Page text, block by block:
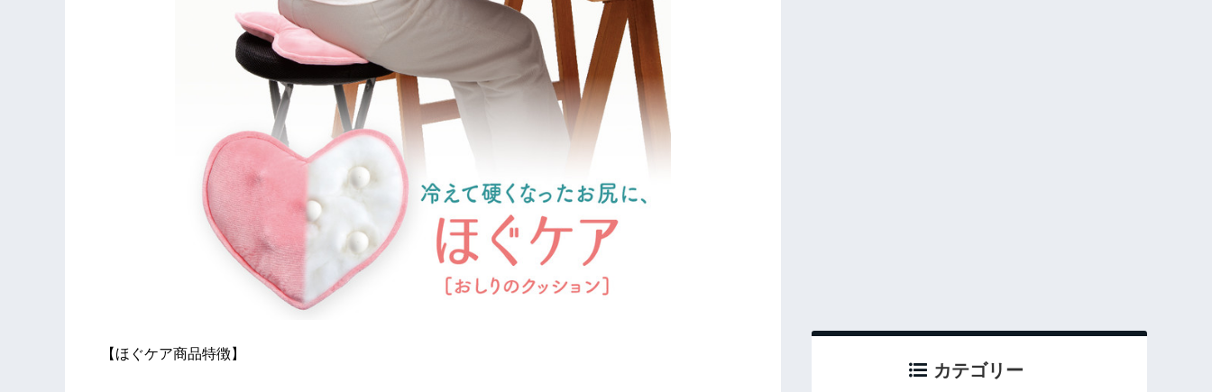
【ほぐケア商品特徴】
カテゴリー